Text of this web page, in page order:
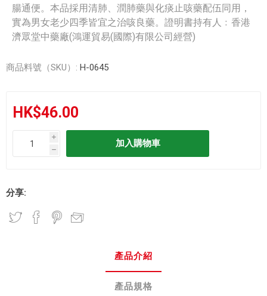
腸通便。本品採用清肺、潤肺藥與化痰止咳藥配伍同用，
實為男女老少四季皆宜之治咳良藥。證明書持有人﹕香港
濟眾堂中藥廠(鴻運貿易(國際)有限公司經營)
商品料號（SKU）: H-0645
HK$46.00
i
h
分享:
產品介紹
產品規格